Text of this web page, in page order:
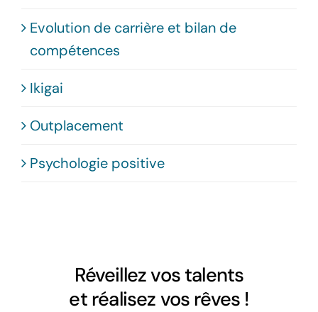
Evolution de carrière et bilan de
compétences
Ikigai
Outplacement
Psychologie positive
Réveillez vos talents
et réalisez vos rêves !